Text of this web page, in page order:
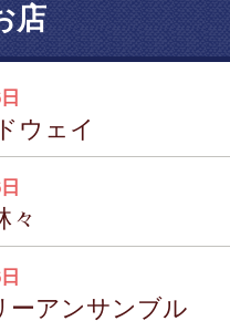
店
ウェイ
々
ーアンサンブル